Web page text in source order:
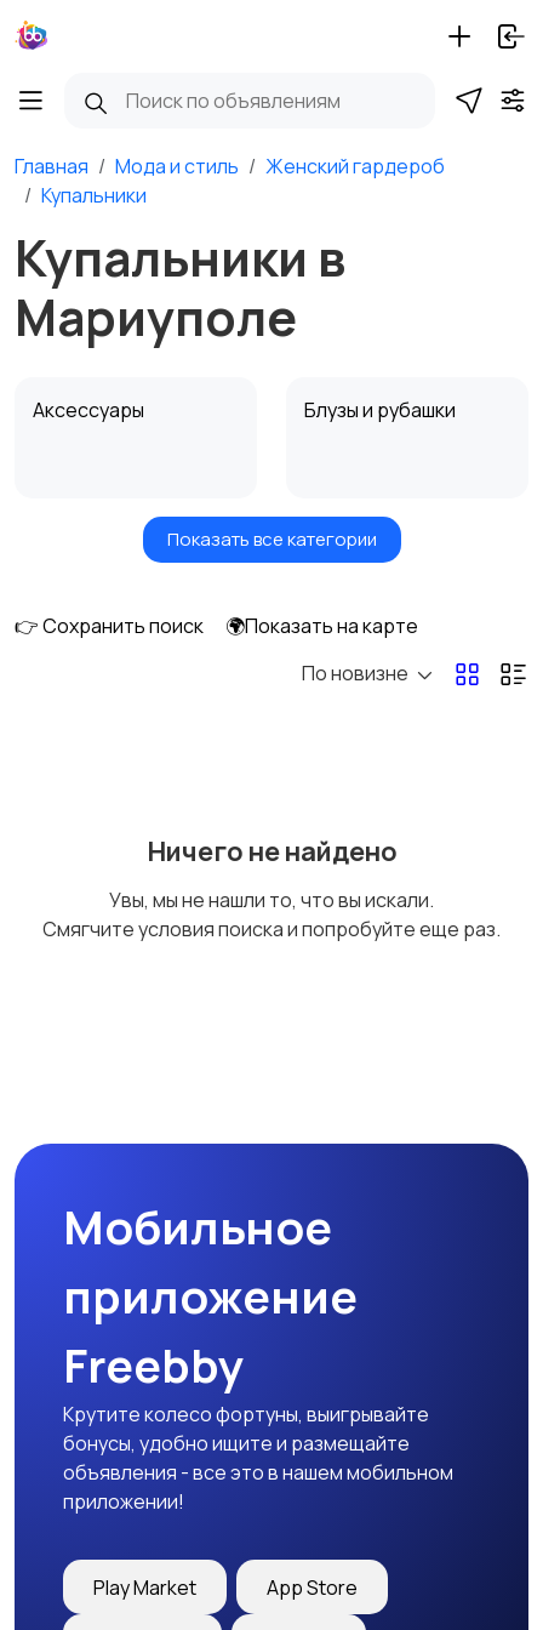
Главная Мода и стиль
Женский гардероб
Купальники
Купальники в
Мариуполе
Аксессуары Блузы и рубашки
Будущим мамам Верхняя одежда
Домашняя одежда
Трикотаж Спортивная одежда
Футболки и топы
одежда
Показать все категории
👉 Сохранить поиск
🌍Показать на карте
По новизне
Ничего не найдено
Увы, мы не нашли то, что вы искали.
Смягчите условия поиска и попробуйте еще раз.
Мобильное
приложение
Freebby
Крутите колесо фортуны, выигрывайте
бонусы, удобно ищите и размещайте
объявления - все это в нашем мобильном
приложении!
Play Market App Store